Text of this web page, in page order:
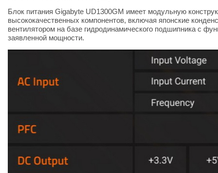
Блок питания Gigabyte UD1300GM имеет модульную
высококачественных компонентов, включая японские
вентилятором на базе гидродинамического подшипника с
заявленной мощности.